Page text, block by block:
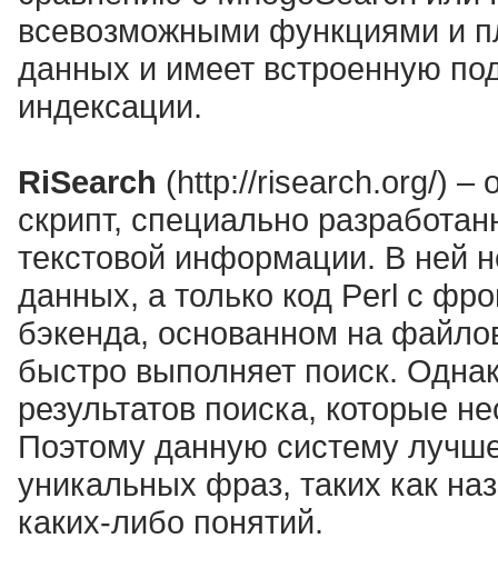
всевозможными функциями и
данных и имеет встроенную
индексации.
RiSearch (http://risearch.org/) –
скрипт, специально
текстовой информации. В ней
данных, а только код Perl с
бэкенда, основанном на
быстро выполняет поиск.
результатов поиска, которые
Поэтому данную систему
уникальных фраз, таких как
каких-либо понятий.